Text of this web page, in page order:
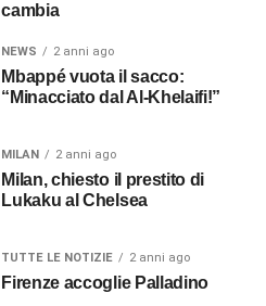
cambia
NEWS 2 anni ago
Mbappé vuota il sacco:
“Minacciato dal Al-Khelaifi!”
MILAN 2 anni ago
Milan, chiesto il prestito di
Lukaku al Chelsea
TUTTE LE NOTIZIE 2 anni ago
Firenze accoglie Palladino